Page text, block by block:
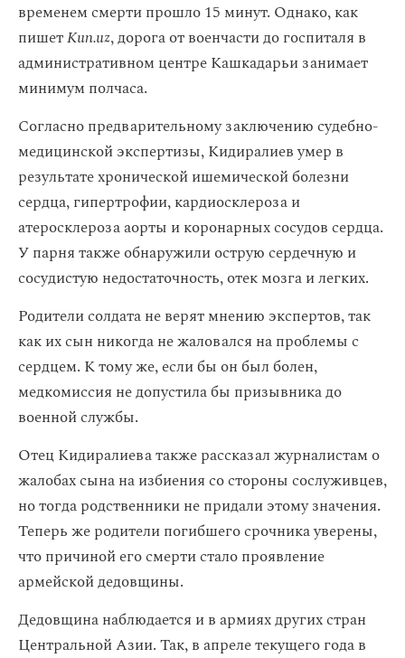
временем смерти прошло 15 минут. Однако, как
пишетKun.uz, дорога от военчасти до госпиталя в
административном центре Кашкадарьи занимает
минимум полчаса.
Согласно предварительному заключению судебно-
медицинской экспертизы, Кидиралиев умер в
результате хронической ишемической болезни
сердца, гипертрофии, кардиосклероза и
атеросклероза аорты и коронарных сосудов сердца.
У парня также обнаружили острую сердечную и
сосудистую недостаточность, отек мозга и легких.
Родители солдата не верят мнению экспертов, так
как их сын никогда не жаловался на проблемы с
сердцем. К тому же, если бы он был болен,
медкомиссия не допустила бы призывника до
военной службы.
Отец Кидиралиева также рассказал журналистам о
жалобах сына на избиения со стороны сослуживцев,
но тогда родственники не придали этому значения.
Теперь же родители погибшего срочника уверены,
что причиной его смерти стало проявление
армейской дедовщины.
Дедовщина наблюдается и в армиях других стран
Центральной Азии. Так, в апреле текущего года в